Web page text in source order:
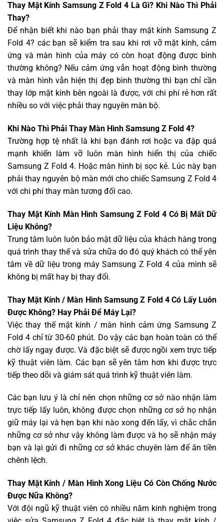
Thay Mặt Kính Samsung Z Fold 4 Là Gì? Khi Nào Thì Phải
Thay?
Để nhận biết khi nào bạn phải thay mặt kính Samsung Z
Fold 4? các bạn sẽ kiểm tra sau khi rơi vỡ mặt kính, cảm
ứng và màn hình của máy có còn hoạt động được bình
thường không? Nếu cảm ứng vẫn hoạt động bình thường
và màn hình vẫn hiện thị đẹp bình thường thì bạn chỉ cần
thay lớp mặt kính bên ngoài là được, với chi phí rẻ hơn rất
nhiều so với việc phải thay nguyên màn bộ.
Khi Nào Thì Phải Thay Màn Hình Samsung Z Fold 4?
Trường hợp tệ nhất là khi bạn đánh rơi hoặc va đập quá
mạnh khiến làm vỡ luôn màn hình hiển thị của chiếc
Samsung Z Fold 4. Hoặc màn hình bị sọc kẻ. Lúc này bạn
phải thay nguyên bộ màn mới cho chiếc Samsung Z Fold 4
với chi phí thay màn tương đối cao.
Thay Mặt Kính Màn Hình Samsung Z Fold 4 Có Bị Mất Dữ
Liệu Không?
Trung tâm luôn luôn bảo mật dữ liệu của khách hàng trong
quá trình thay thế và sửa chữa do đó quý khách có thể yên
tâm về dữ liệu trong máy Samsung Z Fold 4 của mình sẽ
không bị mất hay bị thay đổi.
Thay Mặt Kính / Màn Hình Samsung Z Fold 4 Có Lấy Luôn
Được Không? Hay Phải Để Máy Lại?
Việc thay thế mặt kính / màn hình cảm ứng Samsung Z
Fold 4 chỉ từ 30-60 phút. Do vậy các bạn hoàn toàn có thể
chờ lấy ngay được. Và đặc biệt sẽ được ngồi xem trực tiếp
kỹ thuật viên làm. Các bạn sẽ yên tâm hơn khi được trực
tiếp theo dõi và giám sát quá trình kỹ thuật viên làm.
Các bạn lưu ý là chỉ nên chọn những cơ sở nào nhận làm
trực tiếp lấy luôn, không được chọn những cơ sở họ nhận
giữ máy lại và hẹn bạn khi nào xong đến lấy, vì chắc chắn
những cơ sở như vậy không làm được và họ sẽ nhận máy
bạn và lại gửi đi những cơ sở khác chuyên làm để ăn tiền
chênh lệch.
Thay Mặt Kính / Màn Hình Xong Liệu Có Còn Chống Nước
Được Nữa Không?
Với đội ngũ kỹ thuật viên có nhiều năm kinh nghiệm trong